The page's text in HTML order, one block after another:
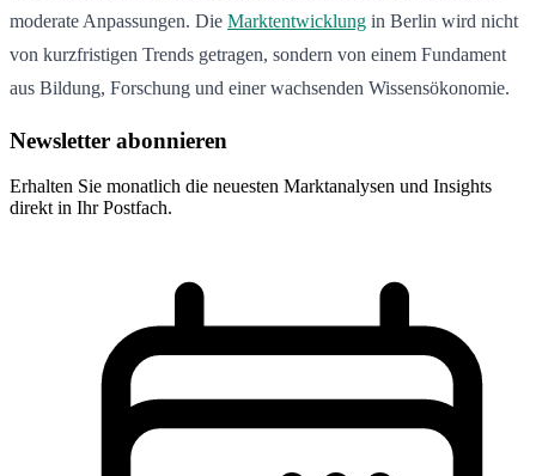
moderate Anpassungen. Die Marktentwicklung in Berlin wird nicht
von kurzfristigen Trends getragen, sondern von einem Fundament
aus Bildung, Forschung und einer wachsenden Wissensökonomie.
Newsletter abonnieren
Erhalten Sie monatlich die neuesten Marktanalysen und Insights
direkt in Ihr Postfach.